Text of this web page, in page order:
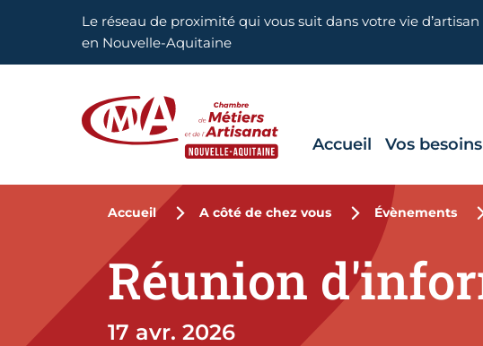
Aller en haut de pageLe réseau de proximité qui vous suit dans votre vie d’artisan
en Nouvelle-Aquitaine
Accueil Vos besoins
Accueil A côté de chez vous Évènements
Réunion
17 avr. 2026